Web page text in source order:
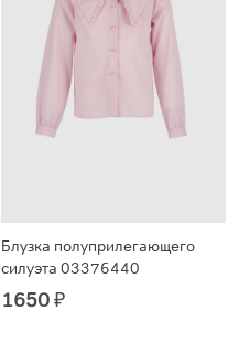
Блузка полуприлегающего
силуэта 03376440
1650₽